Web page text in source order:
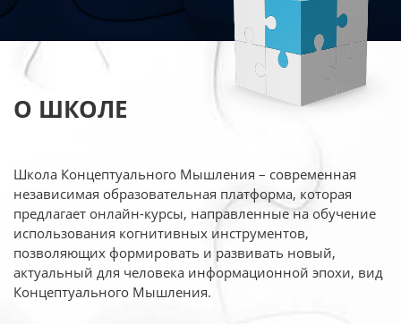
О ШКОЛЕ
Школа Концептуального Мышления – современная
независимая образовательная платформа, которая
предлагает онлайн-курсы, направленные на обучение
использования когнитивных инструментов,
позволяющих формировать и развивать новый,
актуальный для человека информационной эпохи, вид
Концептуального Мышления.